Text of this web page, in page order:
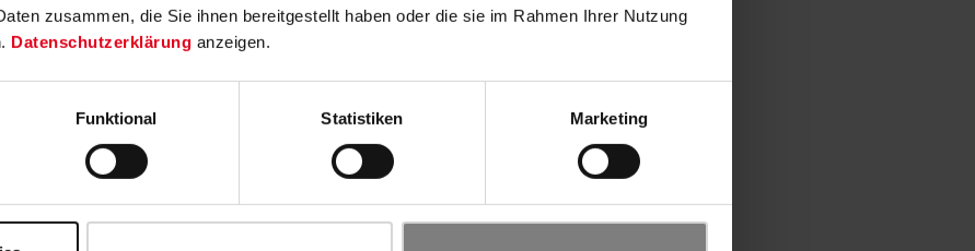
zusammen, die Sie ihnen bereitgestellt haben oder die sie im Rahmen Ihrer Nutzung
Datenschutzerklärung anzeigen.
Funktional Statistiken Marketing